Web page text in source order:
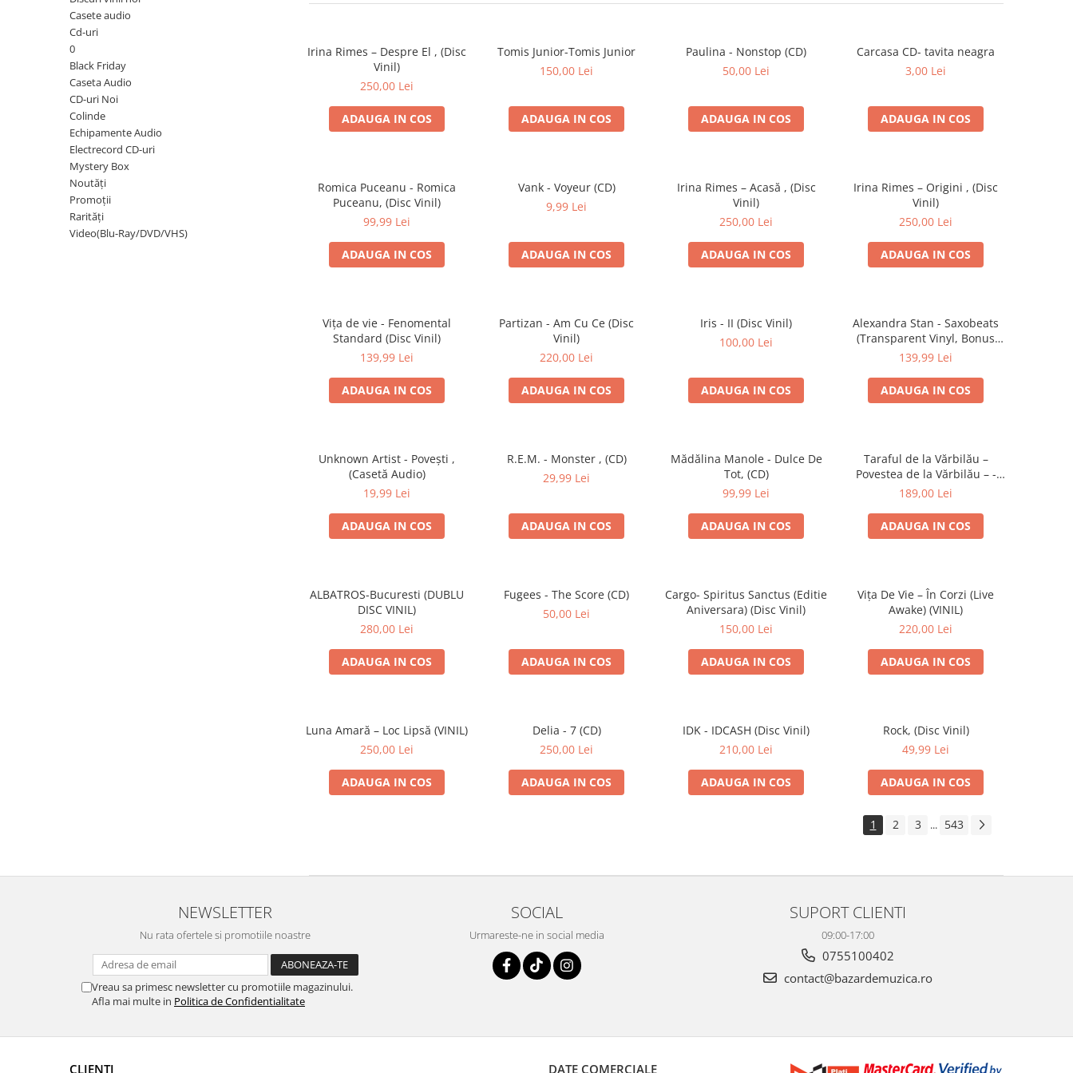
Viniluri Românești
Colecția Electrecord
Casete audio
Cd-uri
0
Black Friday
Caseta Audio
CD-uri Noi
Colinde
Echipamente Audio
Electrecord CD-uri
Mystery Box
Noutăți
Promoții
Rarități
Video(Blu-Ray/DVD/VHS)
Irina Rimes – Despre El , (Disc
Vinil)
250,00 Lei
ADAUGA IN COS
Tomis Junior-Tomis Junior
150,00 Lei
ADAUGA IN COS
Paulina - Nonstop (CD)
50,00 Lei
ADAUGA IN COS
Carcasa CD- tavita neagra
3,00 Lei
ADAUGA IN COS
Romica Puceanu - Romica
Puceanu, (Disc Vinil)
99,99 Lei
ADAUGA IN COS
Vank - Voyeur (CD)
9,99 Lei
ADAUGA IN COS
Irina Rimes – Acasă , (Disc
Vinil)
250,00 Lei
ADAUGA IN COS
Irina Rimes – Origini , (Disc
Vinil)
250,00 Lei
ADAUGA IN COS
Vița de vie - Fenomental
Standard (Disc Vinil)
139,99 Lei
ADAUGA IN COS
Partizan - Am Cu Ce (Disc
Vinil)
220,00 Lei
ADAUGA IN COS
Iris - II (Disc Vinil)
100,00 Lei
ADAUGA IN COS
Alexandra Stan - Saxobeats
(Transparent Vinyl, Bonus
Tracks) ) (Disc Vinil)
139,99 Lei
ADAUGA IN COS
Unknown Artist - Povești ,
(Casetă Audio)
19,99 Lei
ADAUGA IN COS
R.E.M. - Monster , (CD)
29,99 Lei
ADAUGA IN COS
Mădălina Manole - Dulce De
Tot, (CD)
99,99 Lei
ADAUGA IN COS
Taraful de la Vărbilău –
Povestea de la Vărbilău – -
Electrecord, (Disc Vinil)
189,00 Lei
ADAUGA IN COS
ALBATROS-Bucuresti (DUBLU
DISC VINIL)
280,00 Lei
ADAUGA IN COS
Fugees - The Score (CD)
50,00 Lei
ADAUGA IN COS
Cargo- Spiritus Sanctus (Editie
Aniversara) (Disc Vinil)
150,00 Lei
ADAUGA IN COS
Vița De Vie – În Corzi (Live
Awake) (VINIL)
220,00 Lei
ADAUGA IN COS
Luna Amară – Loc Lipsă (VINIL)
250,00 Lei
ADAUGA IN COS
Delia - 7 (CD)
250,00 Lei
ADAUGA IN COS
IDK - IDCASH (Disc Vinil)
210,00 Lei
ADAUGA IN COS
Rock, (Disc Vinil)
49,99 Lei
ADAUGA IN COS
1 2 3 ... 543
NEWSLETTER
Nu rata ofertele si promotiile noastre
Vreau sa primesc newsletter cu promotiile magazinului.
Afla mai multe in Politica de Confidentialitate
SOCIAL
Urmareste-ne in social media
SUPORT CLIENTI
09:00-17:00
0755100402
contact@bazardemuzica.ro
CLIENTI DATE COMERCIALE